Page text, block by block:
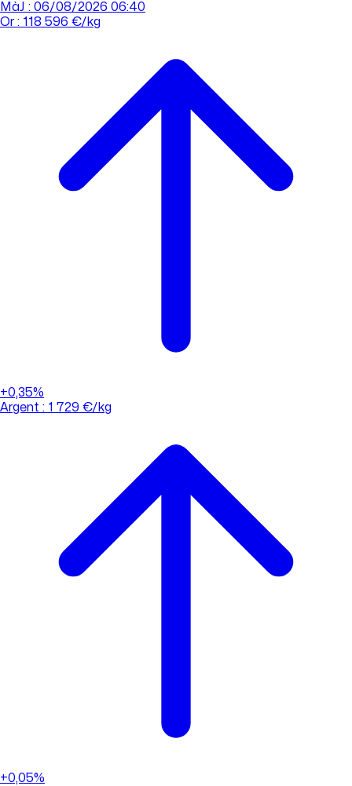
MàJ : 06/08/2026 06:40
Or : 118 596 €/kg
+0,35%
Argent : 1 729 €/kg
+0,05%
(appel non surtaxé)
Consulter l'évolution des cours